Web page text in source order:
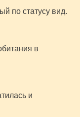
по статусу вид.
в
и